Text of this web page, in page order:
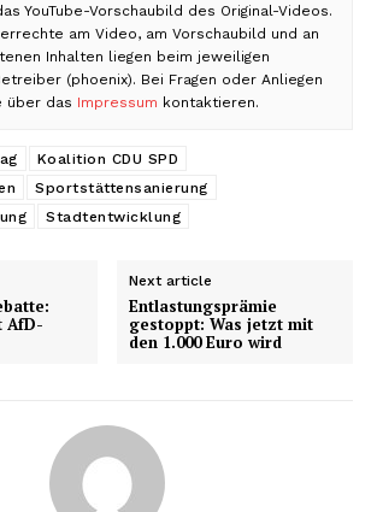
YouTube-Vorschaubild des Original-Videos.
am Video, am Vorschaubild und an
Inhalten liegen beim jeweiligen
(phoenix). Bei Fragen oder Anliegen
über das Impressum kontaktieren.
Koalition CDU SPD
Sportstättensanierung
Stadtentwicklung
AfD-
Next article
Entlastungsprämie
gestoppt: Was jetzt mit
den 1.000 Euro wird